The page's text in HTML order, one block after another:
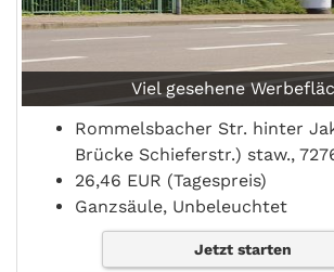
Viel gesehene
Rommelsbacher Str. hinter
Brücke Schieferstr.) staw.,
26,46 EUR (Tagespreis)
Ganzsäule, Unbeleuchtet
Jetzt starten